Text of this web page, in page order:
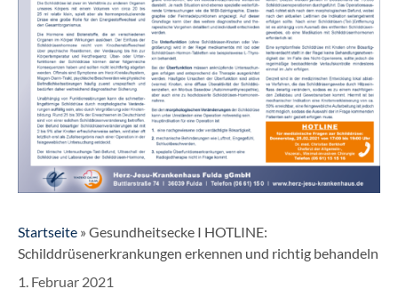
Startseite » Gesundheitsecke I HOTLINE:
Schilddrüsenerkrankungen erkennen und richtig behandeln
1. Februar 2021